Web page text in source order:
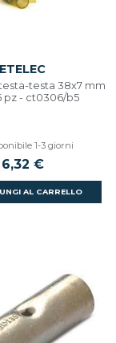
ETELEC
testa 38x7 mm
pz - ct0306/b5
1-3 giorni
6,32 €
AL CARRELLO